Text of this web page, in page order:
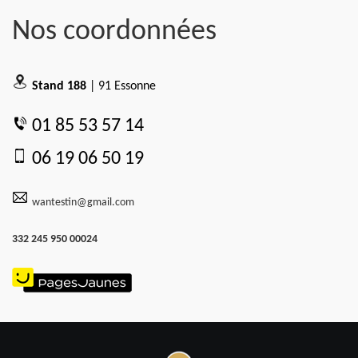
Nos coordonnées
Stand 188 | 91 Essonne
01 85 53 57 14
06 19 06 50 19
wantestin@gmail.com
332 245 950 00024